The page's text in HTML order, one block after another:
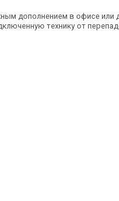
дополнением в офисе
технику от